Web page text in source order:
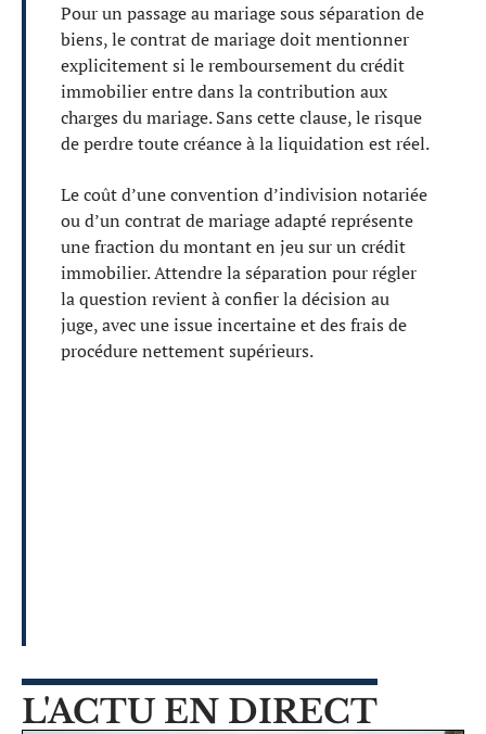
Pour un passage au mariage sous séparation de
biens, le contrat de mariage doit mentionner
explicitement si le remboursement du crédit
immobilier entre dans la contribution aux
charges du mariage. Sans cette clause, le risque
de perdre toute créance à la liquidation est réel.
Le coût d’une convention d’indivision notariée
ou d’un contrat de mariage adapté représente
une fraction du montant en jeu sur un crédit
immobilier. Attendre la séparation pour régler
la question revient à confier la décision au
juge, avec une issue incertaine et des frais de
procédure nettement supérieurs.
L'ACTU EN DIRECT